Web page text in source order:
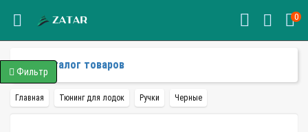
0
Каталог товаров
Главная Тюнинг для лодок Ручки Черные
Фильтр